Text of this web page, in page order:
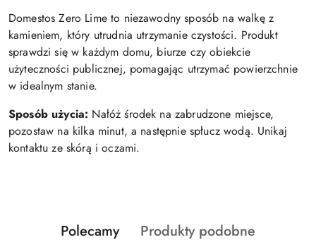
Domestos Zero Lime to niezawodny sposób na walkę z
kamieniem, który utrudnia utrzymanie czystości. Produkt
sprawdzi się w każdym domu, biurze czy obiekcie
użyteczności publicznej, pomagając utrzymać powierzchnie
w idealnym stanie.
Sposób użycia: Nałóż środek na zabrudzone miejsce,
pozostaw na kilka minut, a następnie spłucz wodą. Unikaj
kontaktu ze skórą i oczami.
Pomiń karuzelę produktów
Produkty
Polecamy
Produkty
Produkty podobne